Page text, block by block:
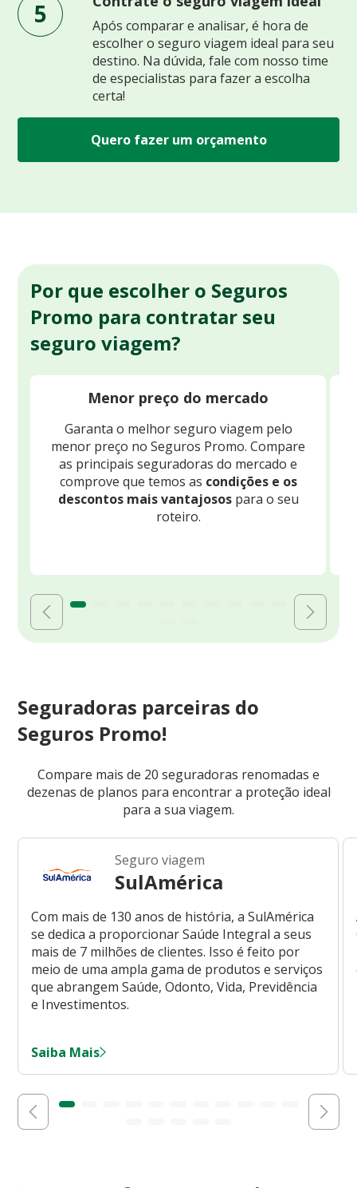
5
Após comparar e analisar, é hora de
escolher o seguro viagem ideal para seu
destino. Na dúvida, fale com nosso time
de especialistas para fazer a escolha
certa!
Quero fazer um orçamento
Por que escolher o Seguros
Promo para contratar seu
seguro viagem?
Menor preço do mercado
Garanta o melhor seguro viagem pelo
menor preço no Seguros Promo. Compare
as principais seguradoras do mercado e
comprove que temos as condições e os
descontos mais vantajosospara o seu
roteiro.
Seguradoras parceiras do
Seguros Promo!
Compare mais de 20 seguradoras renomadas e
dezenas de planos para encontrar a proteção ideal
para a sua viagem.
Seguro viagem
SulAmérica
Com mais de 130 anos de história, a SulAmérica
se dedica a proporcionar Saúde Integral a seus
mais de 7 milhões de clientes. Isso é feito por
meio de uma ampla gama de produtos e serviços
que abrangem Saúde, Odonto, Vida, Previdência
e Investimentos.
Saiba Mais